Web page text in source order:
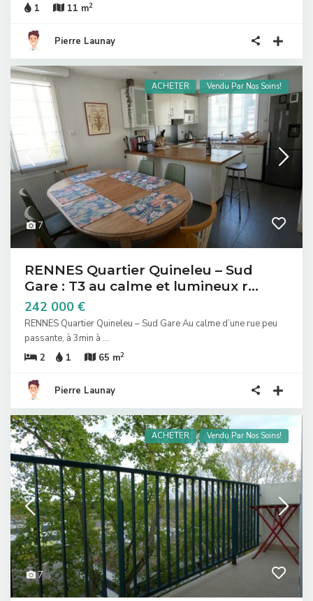
1
11 m2
Pierre Launay
7
ACHETER Vendu Par Nos Soins!
RENNES Quartier Quineleu – Sud
Gare : T3 au calme et lumineux r...
242 000 €
RENNES Quartier Quineleu – Sud Gare Au calme d’une rue peu
passante, à 3min à ...
2
1 65 m2
Pierre Launay
7
ACHETER Vendu Par Nos Soins!